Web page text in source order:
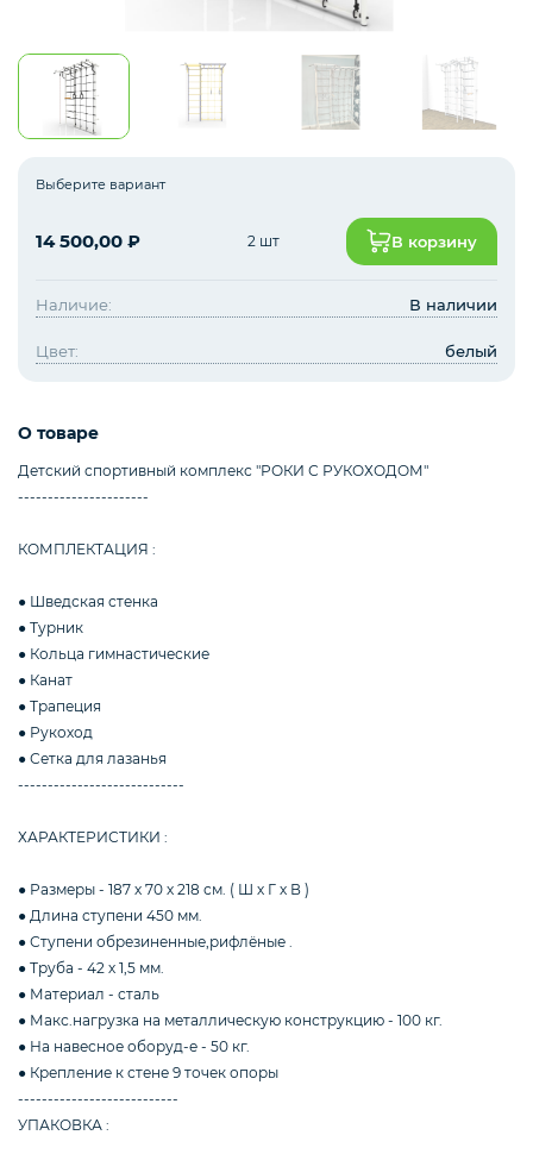
Навесное оборудование для ДСК
Упоры гимнастические для отжимания
Выберите вариант
14 500,00 ₽ 2 шт В корзину
Наличие: В наличии
Цвет: белый
О товаре
Детский спортивный комплекс "РОКИ С РУКОХОДОМ"
----------------------
КОМПЛЕКТАЦИЯ :
● Шведская стенка
● Турник
● Кольца гимнастические
● Канат
● Трапеция
● Рукоход
● Сетка для лазанья
----------------------------
ХАРАКТЕРИСТИКИ :
● Размеры - 187 х 70 х 218 см. ( Ш х Г х В )
● Длина ступени 450 мм.
● Ступени обрезиненные,рифлёные .
● Труба - 42 х 1,5 мм.
● Материал - сталь
● Макс.нагрузка на металлическую конструкцию - 100 кг.
● На навесное оборуд-е - 50 кг.
● Крепление к стене 9 точек опоры
---------------------------
УПАКОВКА :